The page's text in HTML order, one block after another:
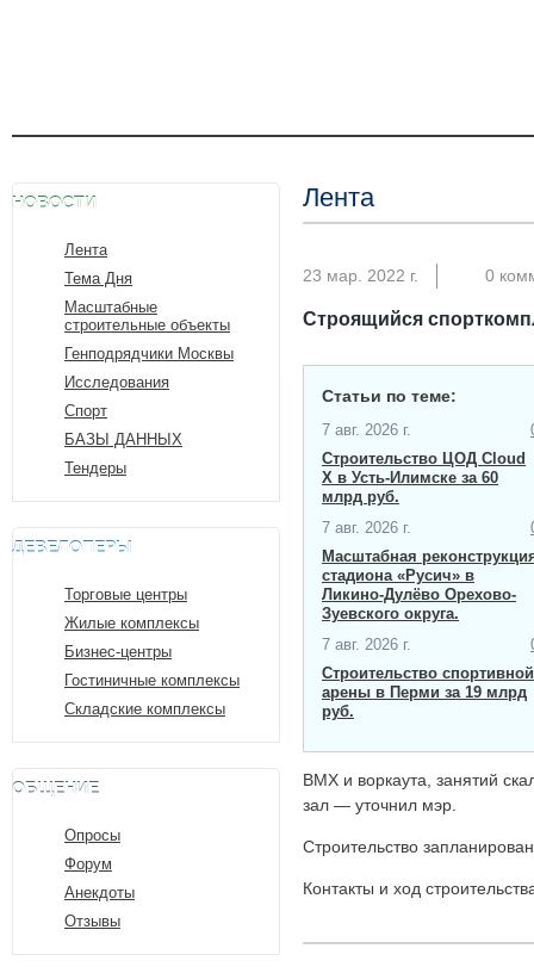
НОВОСТИ
Лента
Тема Дня
Масштабные
строительные объекты
Генподрядчики Москвы
Исследования
Спорт
БАЗЫ ДАННЫХ
Тендеры
ДЕВЕЛОПЕРЫ
Торговые центры
Жилые комплексы
Бизнес-центры
Гостиничные комплексы
Складские комплексы
ОБЩЕНИЕ
Опросы
Форум
Анекдоты
Отзывы
Лента
23 мар. 2022 г. 0
Строящийся
Статьи по теме:
7 авг. 2026 г.
Строительство ЦОД Cloud
X в Усть-Илимске за 60
млрд руб.
7 авг. 2026 г.
Масштабная
стадиона «Русич» в
Ликино-Дулёво Орехово-
Зуевского округа.
7 авг. 2026 г.
Строительство спортивной
арены в Перми за 19 млрд
руб.
BMX и воркаута, занятий
зал — уточнил мэр.
Строительство
Контакты и ход